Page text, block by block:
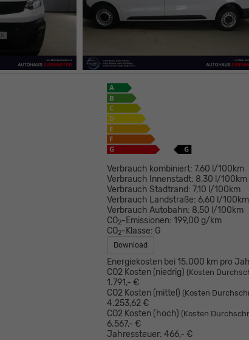
Verbrauch kombiniert: 7,60 l/100km
Verbrauch Innenstadt: 8,30 l/100km
Verbrauch Stadtrand: 7,10 l/100km
Verbrauch Landstraße: 6,60 l/100km
Verbrauch Autobahn: 8,50 l/100km
CO2-Emissionen: 199,00 g/km
CO2-Klasse: G
Download
Energiekosten bei 15.000 km pro
CO2 Kosten (niedrig) (Kosten
1.791,- €
CO2 Kosten (mittel) (Kosten
4.253,62 €
CO2 Kosten (hoch) (Kosten
6.567,- €
Jahressteuer: 466,- €